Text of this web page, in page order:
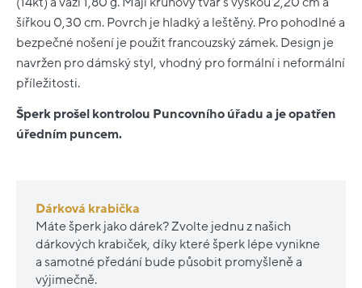
šířkou 0,30 cm. Povrch je hladký a leštěný. Pro pohodlné a
bezpečné nošení je použit francouzský zámek. Design je
navržen pro dámský styl, vhodný pro formální i neformální
příležitosti.
Šperk prošel kontrolou Puncovního úřadu a je opatřen
úředním puncem.
Dárková krabička
Máte šperk jako dárek? Zvolte jednu z našich
dárkových krabiček, díky které šperk lépe vynikne
a samotné předání bude působit promyšleně a
výjimečně.